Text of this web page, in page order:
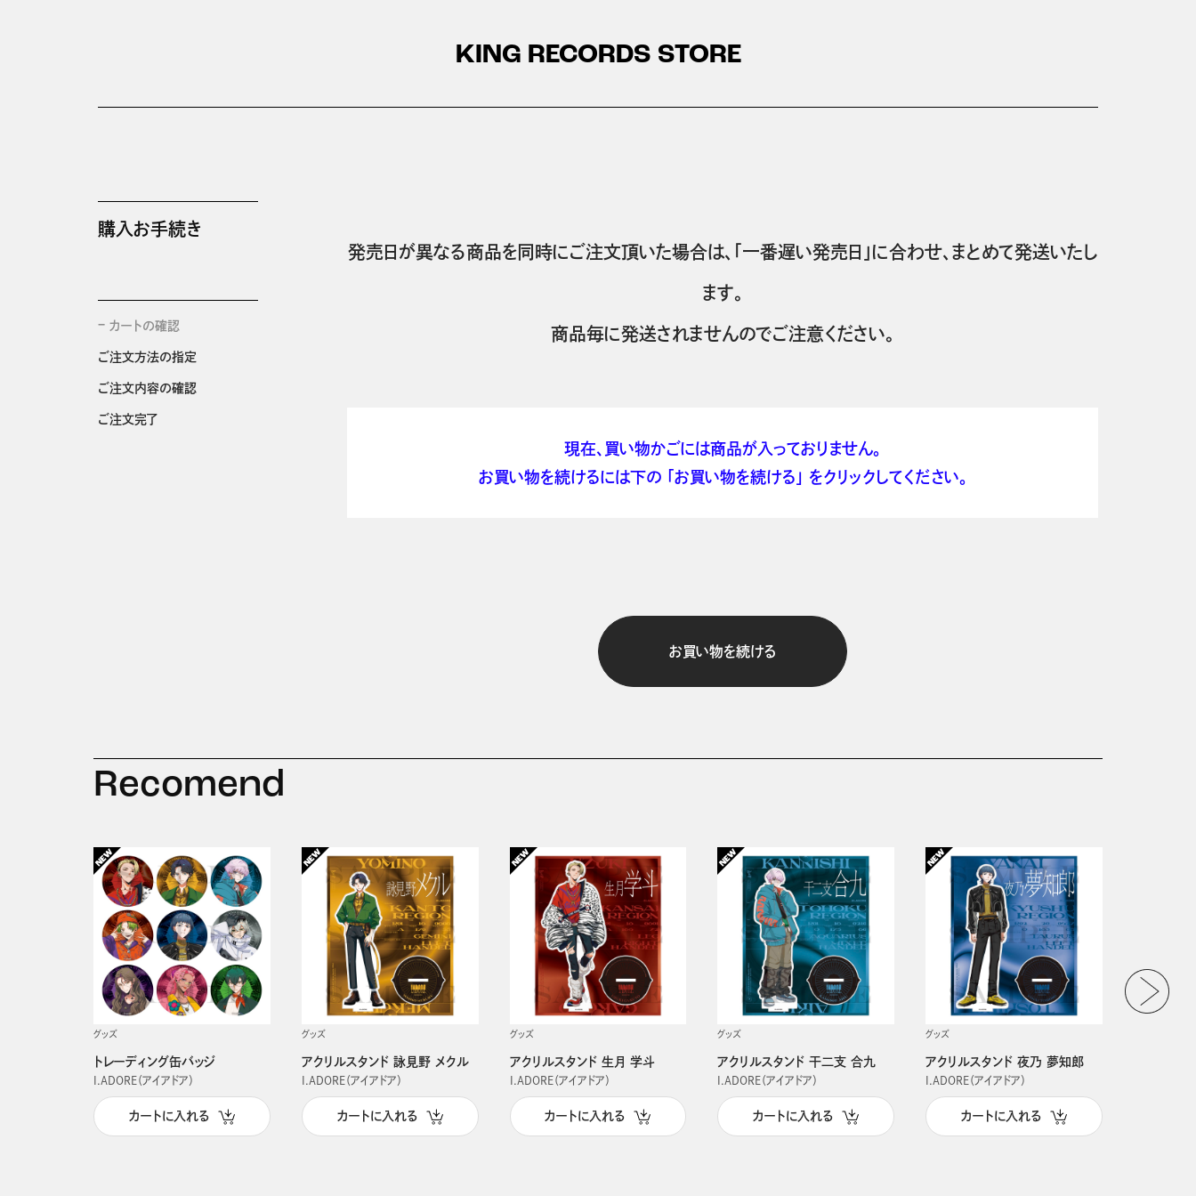
KING RECORDS STORE
購入お手続き
カートの確認
ご注文方法の指定
ご注文内容の確認
ご注文完了
発売日が異なる商品を同時にご注文頂いた場合は、「一番遅い発売日」に合わせ、まとめて発送いたし
ます。
商品毎に発送されませんのでご注意ください。
現在、買い物かごには商品が入っておりません。
お買い物を続けるには下の 「お買い物を続ける」 をクリックしてください。
お買い物を続ける
Recomend
グッズ
トレーディング缶バッジ
I.ADORE（アイアドア）
カートに入れる
グッズ
アクリルスタンド 詠見野 メクル
I.ADORE（アイアドア）
カートに入れる
グッズ
アクリルスタンド 生月 学斗
I.ADORE（アイアドア）
カートに入れる
グッズ
アクリルスタンド 干二支 合九
I.ADORE（アイアドア）
カートに入れる
グッズ
アクリルスタンド 夜乃 夢知郎
I.ADORE（アイアドア）
カートに入れる